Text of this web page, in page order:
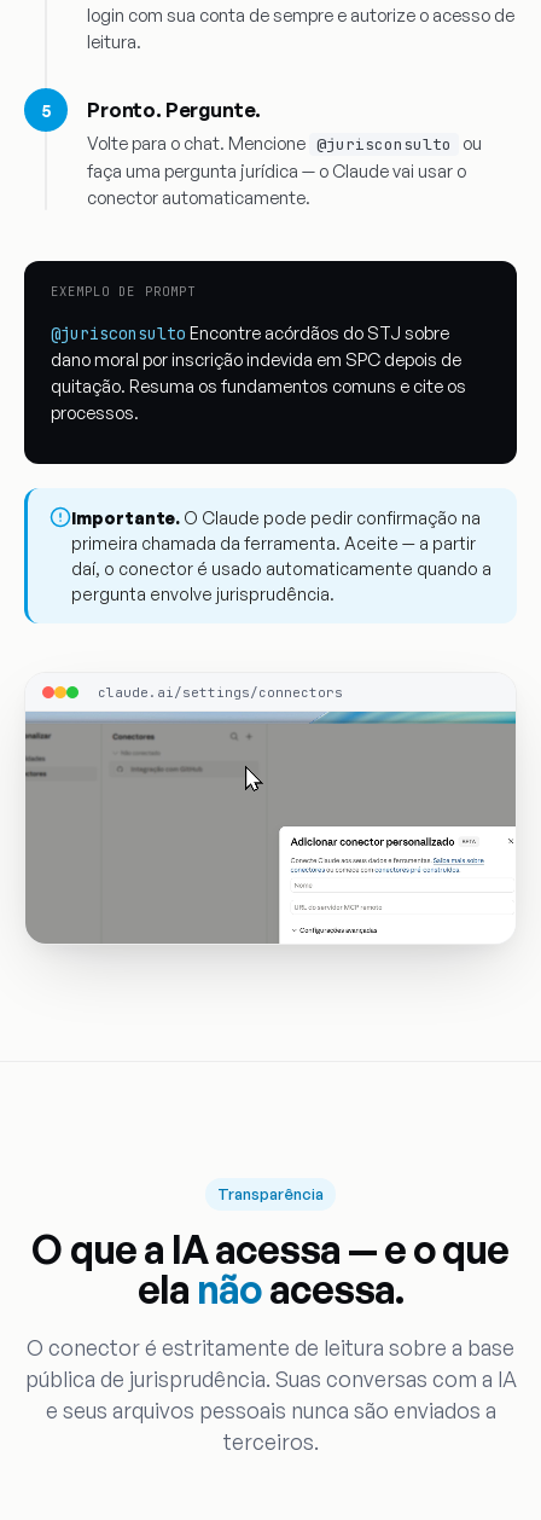
login com sua conta de sempre e autorize o acesso de
leitura.
Pronto. Pergunte.
Volte para o chat. Mencione @jurisconsulto
ou
faça uma pergunta jurídica — o Claude vai usar o
conector automaticamente.
EXEMPLO DE PROMPT
@jurisconsulto Encontre acórdãos do STJ sobre
dano moral por inscrição indevida em SPC depois de
quitação. Resuma os fundamentos comuns e cite os
processos.
Importante. O Claude pode pedir confirmação na
primeira chamada da ferramenta. Aceite — a partir
daí, o conector é usado automaticamente quando a
pergunta envolve jurisprudência.
claude.ai/settings/connectors
Transparência
O que a IA acessa — e o que
ela nãoacessa.
O conector é estritamente de leitura sobre a base
pública de jurisprudência. Suas conversas com a IA
e seus arquivos pessoais nunca são enviados a
terceiros.